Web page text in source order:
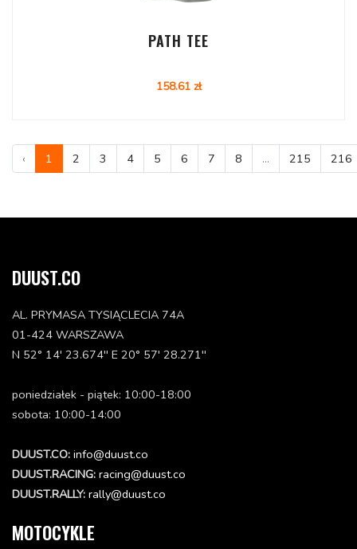
PATH TEE
158.61 zł
‹ 1 2 3 4 5 6 7 8 ... 215 216
DUUST.CO
AL. PRYMASA TYSIĄCLECIA 74A
01-424 WARSZAWA
N 52° 14' 23.674'' E 20° 57' 28.271''
poniedziałek - piątek: 10:00-18:00
sobota: 10:00-14:00
DUUST.CO: info@duust.co
DUUST.RACING: racing@duust.co
DUUST.RALLY: rally@duust.co
MOTOCYKLE